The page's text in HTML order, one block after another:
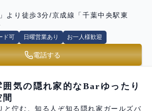
より徒歩3分/京成線「千葉中央駅東
ド可 日曜営業あり お一人様歓迎
電話する
囲気の隠れ家的なBarゆったり
と佇む、知る人ぞ知る隠れ家ガールズバ